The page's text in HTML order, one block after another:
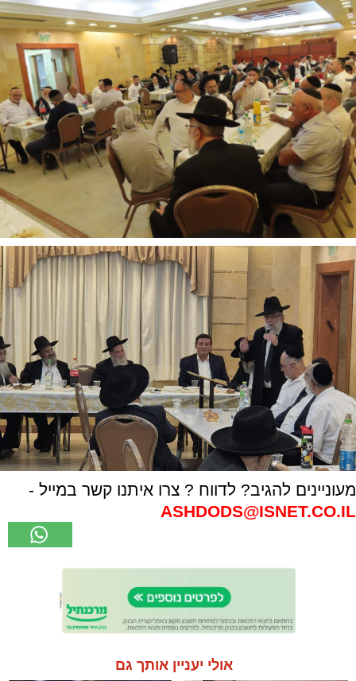
מעוניינים להגיב? לדווח ? צרו איתנו קשר במייל -
ASHDODS@ISNET.CO.IL
אולי יעניין אותך גם